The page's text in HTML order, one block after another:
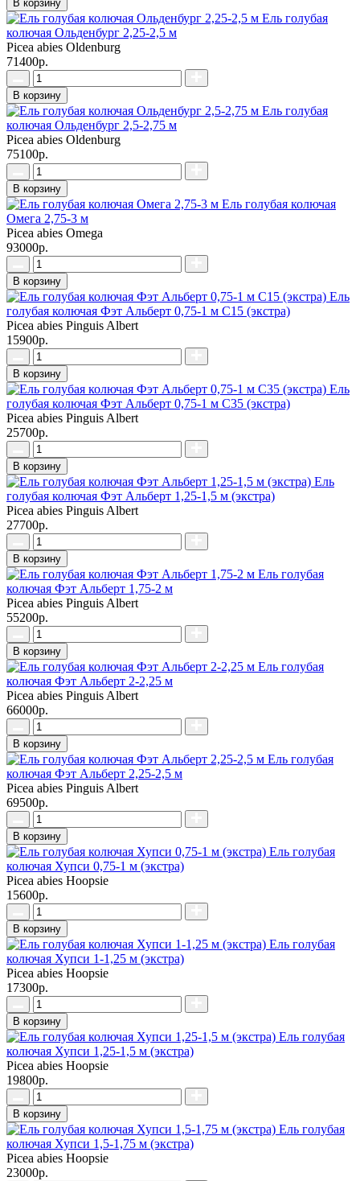
В корзину
Ель голубая
колючая Ольденбург 2,25-2,5 м
Picea abies Oldenburg
71400р.
В корзину
Ель голубая
колючая Ольденбург 2,5-2,75 м
Picea abies Oldenburg
75100р.
В корзину
Ель голубая колючая
Омега 2,75-3 м
Picea abies Omega
93000р.
В корзину
Ель
голубая колючая Фэт Альберт 0,75-1 м C15 (экстра)
Picea abies Pinguis Albert
15900р.
В корзину
Ель
голубая колючая Фэт Альберт 0,75-1 м C35 (экстра)
Picea abies Pinguis Albert
25700р.
В корзину
Ель
голубая колючая Фэт Альберт 1,25-1,5 м (экстра)
Picea abies Pinguis Albert
27700р.
В корзину
Ель голубая
колючая Фэт Альберт 1,75-2 м
Picea abies Pinguis Albert
55200р.
В корзину
Ель голубая
колючая Фэт Альберт 2-2,25 м
Picea abies Pinguis Albert
66000р.
В корзину
Ель голубая
колючая Фэт Альберт 2,25-2,5 м
Picea abies Pinguis Albert
69500р.
В корзину
Ель голубая
колючая Хупси 0,75-1 м (экстра)
Picea abies Hoopsie
15600р.
В корзину
Ель голубая
колючая Хупси 1-1,25 м (экстра)
Picea abies Hoopsie
17300р.
В корзину
Ель голубая
колючая Хупси 1,25-1,5 м (экстра)
Picea abies Hoopsie
19800р.
В корзину
Ель голубая
колючая Хупси 1,5-1,75 м (экстра)
Picea abies Hoopsie
23000р.